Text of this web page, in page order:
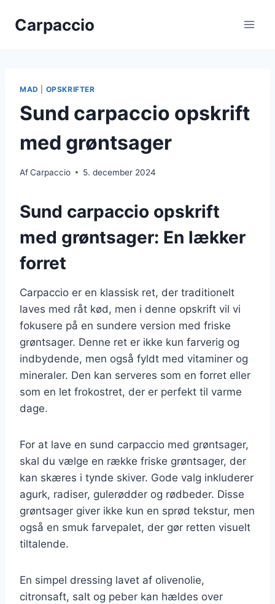
Carpaccio
MAD OPSKRIFTER
Sund carpaccio opskrift
med grøntsager
AfCarpaccio 5. december 2024
Sund carpaccio opskrift
med grøntsager: En lækker
forret
Carpaccio er en klassisk ret, der traditionelt
laves med råt kød, men i denne opskrift vil vi
fokusere på en sundere version med friske
grøntsager. Denne ret er ikke kun farverig og
indbydende, men også fyldt med vitaminer og
mineraler. Den kan serveres som en forret eller
som en let frokostret, der er perfekt til varme
dage.
For at lave en sund carpaccio med grøntsager,
skal du vælge en række friske grøntsager, der
kan skæres i tynde skiver. Gode valg inkluderer
agurk, radiser, gulerødder og rødbeder. Disse
grøntsager giver ikke kun en sprød tekstur, men
også en smuk farvepalet, der gør retten visuelt
tiltalende.
En simpel dressing lavet af olivenolie,
citronsaft, salt og peber kan hældes over